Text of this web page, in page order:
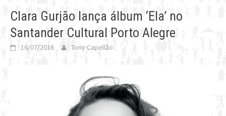
Clara Gurjão lança álbum ‘Ela’ no
Santander Cultural Porto Alegre
16/07/2016 Tony Capellão